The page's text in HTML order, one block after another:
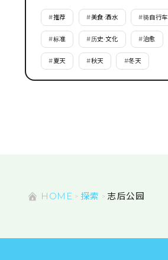
#推荐 #美食·酒水 #骑自行车
#标准 #历史·文化 #治愈
#夏天 #秋天 #冬天
HOME 探索 志后公园